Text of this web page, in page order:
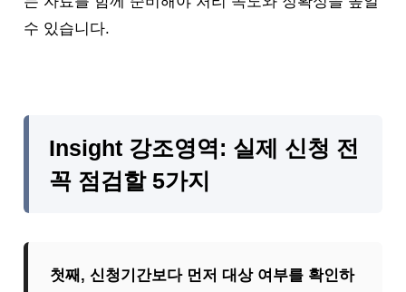
수 있습니다.
Insight 강조영역: 실제 신청 전
꼭 점검할 5가지
첫째, 신청기간보다 먼저 대상 여부를 확인하